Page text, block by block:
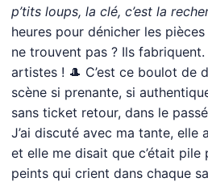
p’tits loups, la clé, c’est la
heures pour dénicher les
ne trouvent pas ? Ils
artistes ! 🎩 C’est ce boulot de
scène si prenante, si
sans ticket retour, dans le
J’ai discuté avec ma tante, elle
et elle me disait que c’était pile
peints qui crient dans chaque